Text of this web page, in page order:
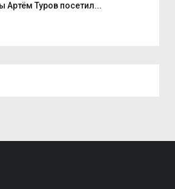
Артём Туров посетил...